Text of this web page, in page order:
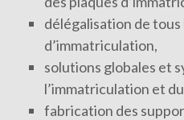
délégalisation de
d’immatriculation,
solutions globales et
l’immatriculation et
fabrication des